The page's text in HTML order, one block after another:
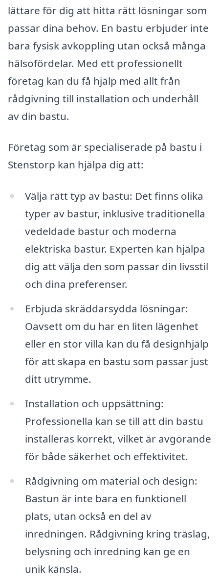
lättare för dig att hitta rätt lösningar som
passar dina behov. En bastu erbjuder inte
bara fysisk avkoppling utan också många
hälsofördelar. Med ett professionellt
företag kan du få hjälp med allt från
rådgivning till installation och underhåll
av din bastu.
Företag som är specialiserade på bastu i
Stenstorp kan hjälpa dig att:
Välja rätt typ av bastu: Det finns olika
typer av bastur, inklusive traditionella
vedeldade bastur och moderna
elektriska bastur. Experten kan hjälpa
dig att välja den som passar din livsstil
och dina preferenser.
Erbjuda skräddarsydda lösningar:
Oavsett om du har en liten lägenhet
eller en stor villa kan du få designhjälp
för att skapa en bastu som passar just
ditt utrymme.
Installation och uppsättning:
Professionella kan se till att din bastu
installeras korrekt, vilket är avgörande
för både säkerhet och effektivitet.
Rådgivning om material och design:
Bastun är inte bara en funktionell
plats, utan också en del av
inredningen. Rådgivning kring träslag,
belysning och inredning kan ge en
unik känsla.